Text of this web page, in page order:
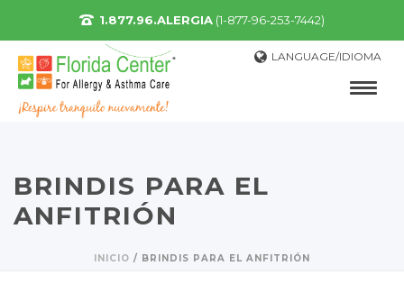
1.877.96.ALERGIA (1-877-96-253-7442)
LANGUAGE/IDIOMA
BRINDIS PARA EL
ANFITRIÓN
INICIO / BRINDIS PARA EL ANFITRIÓN